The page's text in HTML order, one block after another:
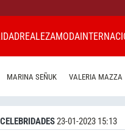
REALEZAMODA
MARINA SEÑUK VALERIA MAZZA
CELEBRIDADES23-01-2023 15:13